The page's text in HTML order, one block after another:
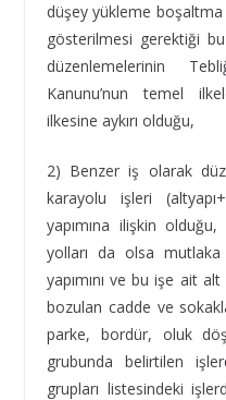
düşey yükleme
gösterilmesi gerektiği
düzenlemelerinin
Kanunu’nun temel
ilkesine aykırı olduğu,
2) Benzer iş olarak
karayolu işleri
yapımına ilişkin
yolları da olsa
yapımını ve bu işe ait
bozulan cadde ve
parke, bordür, oluk
grubunda belirtilen
grupları listesindeki